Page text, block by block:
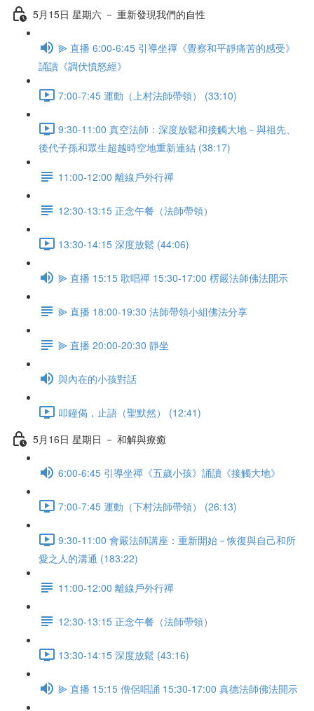
5月15日 星期六 － 重新發現我們的自性
⫸ 直播 6:00-6:45 引導坐禪《覺察和平靜痛苦的感受》
誦讀《調伏憤怒經》
7:00-7:45 運動（上村法師帶領） (33:10)
9:30-11:00 真空法師：深度放鬆和接觸大地－與祖先、
後代子孫和眾生超越時空地重新連結 (38:17)
11:00-12:00 離線戶外行禪
12:30-13:15 正念午餐（法師帶領）
13:30-14:15 深度放鬆 (44:06)
⫸ 直播 15:15 歌唱禪 15:30-17:00 楞嚴法師佛法開示
⫸ 直播 18:00-19:30 法師帶領小組佛法分享
⫸ 直播 20:00-20:30 靜坐
與內在的小孩對話
叩鐘偈，止語（聖默然） (12:41)
5月16日 星期日 － 和解與療癒
6:00-6:45 引導坐禪《五歲小孩》誦讀《接觸大地》
7:00-7:45 運動（下村法師帶領） (26:13)
9:30-11:00 會嚴法師講座：重新開始－恢復與自己和所
愛之人的溝通 (183:22)
11:00-12:00 離線戶外行禪
12:30-13:15 正念午餐（法師帶領）
13:30-14:15 深度放鬆 (43:16)
⫸ 直播 15:15 僧侶唱誦 15:30-17:00 真德法師佛法開示